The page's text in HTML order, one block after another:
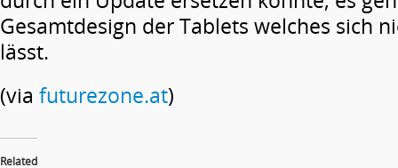
Gesamtdesign der Tablets welches sich
lässt.
(via futurezone.at)
Related